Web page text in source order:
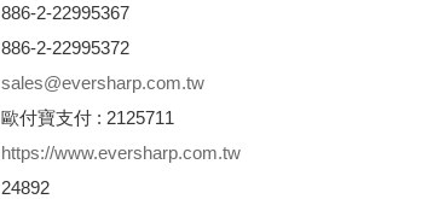
886-2-22995367
886-2-22995372
sales@eversharp.com.tw
歐付寶支付 : 2125711
https://www.eversharp.com.tw
24892